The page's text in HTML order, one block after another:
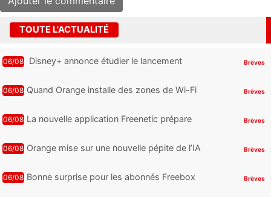
TOUTE L'ACTUALITÉ
06/08
Disney+ annonce étudier le lancement
Brèves
06/08 Quand Orange installe des zones de Wi-Fi
Brèves
06/08 La nouvelle application Freenetic prépare
Brèves
06/08 Orange mise sur une nouvelle pépite de l’IA Brèves
06/08 Bonne surprise pour les abonnés Freebox
Brèves